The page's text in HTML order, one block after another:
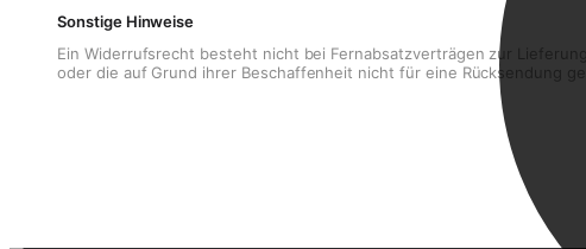
Sonstige Hinweise
Ein Widerrufsrecht besteht nicht bei Fernabsatzverträgen zur
oder die auf Grund ihrer Beschaffenheit nicht für eine Rücksendung